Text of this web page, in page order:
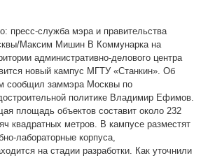
пресс-служба мэра и правительства
Максим Мишин В Коммунарка на
административно-делового центра
новый кампус МГТУ «Станкин». Об
сообщил заммэра Москвы по
политике Владимир Ефимов.
площадь объектов составит около 232
квадратных метров. В кампусе разместят
лабораторные корпуса,
на стадии разработки. Как уточнили